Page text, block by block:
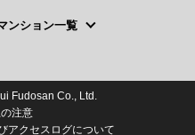
ンション一覧
Fudosan Co., Ltd.
注意
アクセスログについて